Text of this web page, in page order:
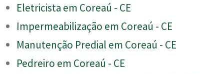
Eletricista em Coreaú - CE
Impermeabilização em Coreaú - CE
Manutenção Predial em Coreaú - CE
Pedreiro em Coreaú - CE